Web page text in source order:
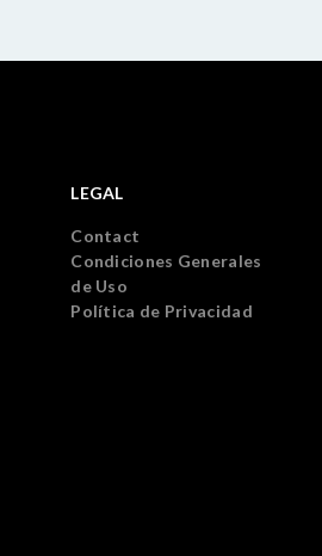
LEGAL
Contact
Condiciones Generales
de Uso
Política de Privacidad